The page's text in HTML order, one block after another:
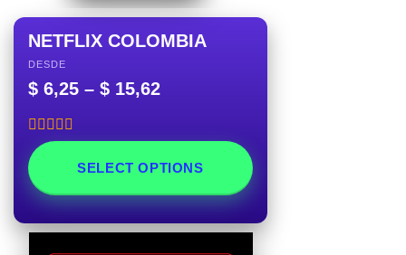
NETFLIX COLOMBIA
DESDE
$ 6,25 – $ 15,62
Rated5.00
out of 5
SELECT OPTIONS